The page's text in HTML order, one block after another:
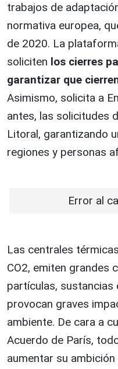
trabajos de
normativa europea,
de 2020. La
soliciten los cierres
garantizar que
Asimismo, solicita a
antes, las solicitudes
Litoral, garantizando
regiones y personas
Error al
Las centrales
CO2, emiten grandes
partículas, sustancias
provocan graves
ambiente. De cara a
Acuerdo de París,
aumentar su